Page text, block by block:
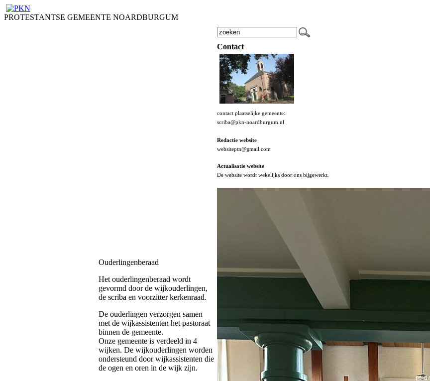
PROTESTANTSE GEMEENTE NOARDBURGUM
Ouderlingenberaad
Het ouderlingenberaad wordt
gevormd door de wijkouderlingen,
de scriba en voorzitter kerkenraad.
De ouderlingen verzorgen samen
met de wijkassistenten het pastoraat
binnen de gemeente.
Onze gemeente is verdeeld in 4
wijken. De wijkouderlingen worden
ondersteund door wijkassistenten die
de ogen en oren in de wijk zijn.
Contact
contact plaatselijke gemeente:
scriba@pkn-noardburgum.nl
Redactie website
websiteptn@gmail.com
Actualisatie website
De website wordt wekelijks door ons bijgewerkt.